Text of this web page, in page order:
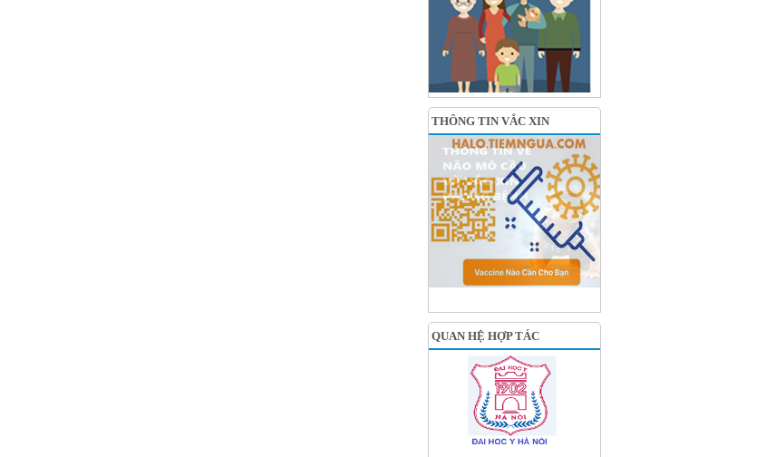
THÔNG TIN VẮC XIN
QUAN HỆ HỢP TÁC